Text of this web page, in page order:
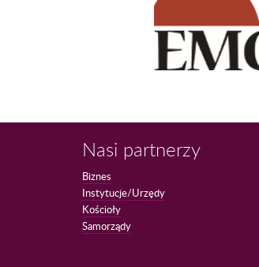
Nasi partnerzy
Biznes
Instytucje/Urzędy
Kościoły
Samorządy